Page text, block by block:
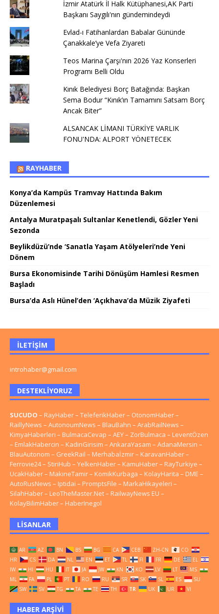
İzmir Atatürk İl Halk Kütüphanesi,AK Parti
Başkanı Saygılı'nın gündemindeydi
Evlad-ı Fatihanlardan Babalar Gününde
Çanakkale’ye Vefa Ziyareti
Teos Marina Çarşı'nın 2026 Yaz Konserleri
Programı Belli Oldu
Kınık Belediyesi Borç Batağında: Başkan
Sema Bodur “Kınık’ın Tamamını Satsam Borç
Ancak Biter”
ALSANCAK LİMANI TÜRKİYE VARLIK
FONU'NDA: ALPORT YÖNETECEK
RAYHABER
Konya’da Kampüs Tramvay Hattında Bakım
Düzenlemesi
Antalya Muratpaşalı Sultanlar Kenetlendi, Gözler Yeni
Sezonda
Beylikdüzü’nde ‘Sanatla Yaşam Atölyeleri’nde Yeni
Dönem
Bursa Ekonomisinde Tarihi Dönüşüm Hamlesi Resmen
Başladı
Bursa’da Aslı Hünel’den ‘Açıkhava’da Müzik Ziyafeti
İLETIŞIM
introhaber@gmail.com
DESTEKLIYORUZ
SUCUDO – RayHaber– TeleferikHaber– OtonomHaber–
RaillyNews – AutonoumNews – BlauBahn – ArabRailNews –
KimyaHaberleri – BulmacaCevap – AEY– ZorBulmaca – LeventÖzen
– EmlakHabercin – KadinGirisim – AnkaraYasam – AdanaMersin –
BlauAutonom – GreekRail – Merhabaİzmir– KaravanHaber–
Ferrovie24– StiriHub – YelkenHaber– KamuHaber– RayTurkiye –
UcakHaber– MakineTamir– KomikKurbaga – KolayHarita – DME –
AutoRusNews – Iptidai – PromptsFile – MarkaHikayeleri –
SilahHaber– LeoTheMaster.Net– RailwayNews EU –
KolayBilimHaber– HaberInegol
LISANLAR
AR AZ BN BS BG CA CEB ZH-CN
CO
HR
CS DA NL EN ET TL FI FR DE
EL
IW
HI HU IT JA JW KN KO LV LT
MS
ML
FA PL PT RO RU SR SK SL ES
SU
SW
SV TG TA TE TH TR UK UR VI
HABER ARŞIVI